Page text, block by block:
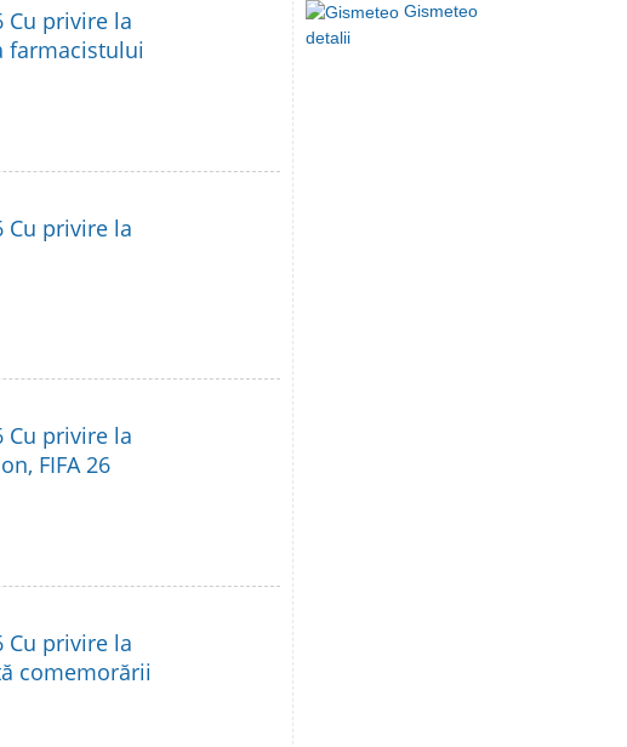
privire la
farmacistului
privire la
privire la
FIFA 26
privire la
comemorării
Gismeteo
detalii